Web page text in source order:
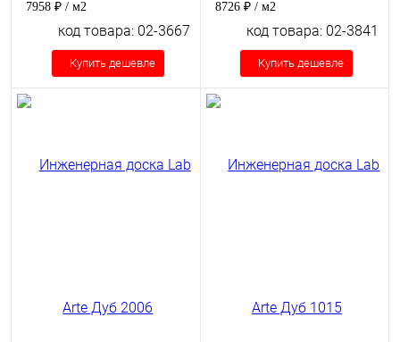
7958 ₽ / м2
код товара: 02-3667
Купить дешевле
8726 ₽ / м2
код товара: 02-3841
Купить дешевле